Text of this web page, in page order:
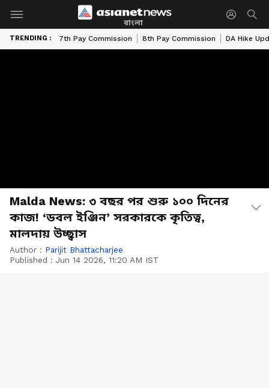
বাংলা
TRENDING : 7th Pay Commission 8th Pay Commission DA Hike
Malda News: ৩ বছর পর শুরু ১০০ দিনের
কাজ! ‘ডবল ইঞ্জিন’ সরকারকে কৃতিত্ব,
মালদায় উচ্ছ্বাস
Author : Parijit Bhattacharjee
Published : Jun 14 2026, 11:20 AM IST